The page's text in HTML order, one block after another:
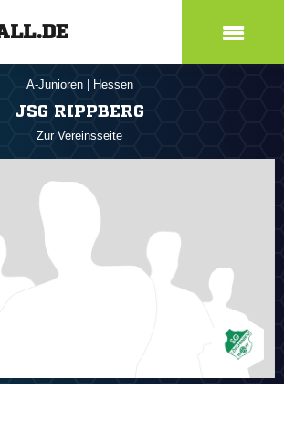
A-Junioren Hessen
JSG RIPPBERG
Zur Vereinsseite